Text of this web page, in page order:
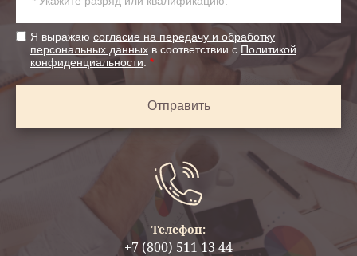
Я выражаю согласие на передачу и обработку
персональных данных в соответствии с Политикой
конфиденциальности: *
Отправить
Телефон:
+7 (800) 511 13 44